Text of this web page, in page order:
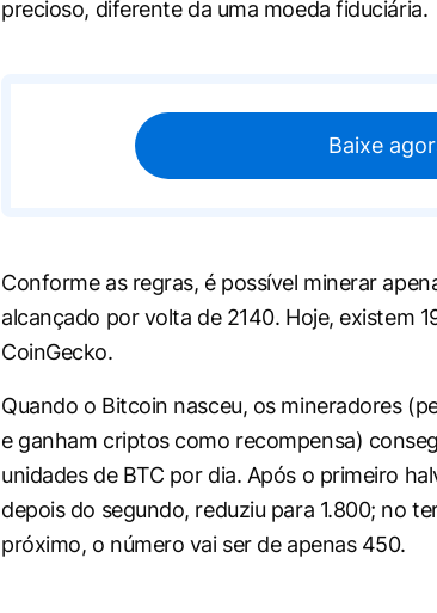
precioso, diferente da uma moeda fiduciária.
Baixe
Conforme as regras, é possível minerar
alcançado por volta de 2140. Hoje, existem
CoinGecko.
Quando o Bitcoin nasceu, os mineradores
e ganham criptos como recompensa)
unidades de BTC por dia. Após o primeiro
depois do segundo, reduziu para 1.800; no
próximo, o número vai ser de apenas 450.